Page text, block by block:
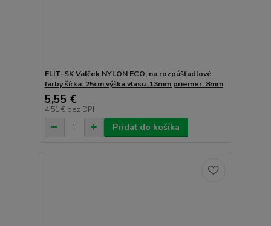
ELIT-SK Valček NYLON ECO, na rozpúšťadlové
farby šírka: 25cm výška vlasu: 13mm priemer: 8mm
5,55 €
4,51 € bez DPH
Pridať do košíka